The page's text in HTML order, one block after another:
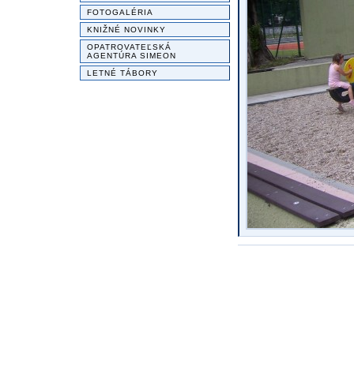
FOTOGALÉRIA
KNIŽNÉ NOVINKY
OPATROVATEĽSKÁ
AGENTÚRA SIMEON
LETNÉ TÁBORY